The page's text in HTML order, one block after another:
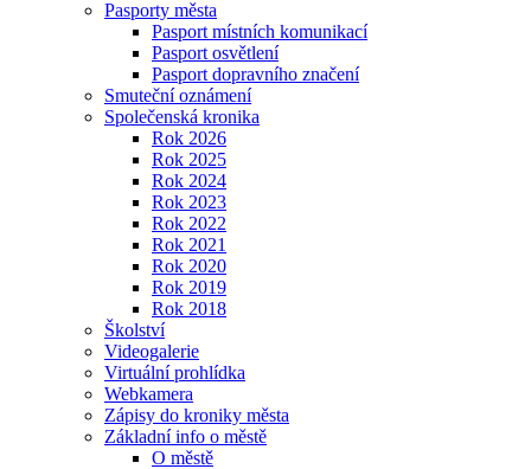
Pasporty města
Pasport místních komunikací
Pasport osvětlení
Pasport dopravního značení
Smuteční oznámení
Společenská kronika
Rok 2026
Rok 2025
Rok 2024
Rok 2023
Rok 2022
Rok 2021
Rok 2020
Rok 2019
Rok 2018
Školství
Videogalerie
Virtuální prohlídka
Webkamera
Zápisy do kroniky města
Základní info o městě
O městě